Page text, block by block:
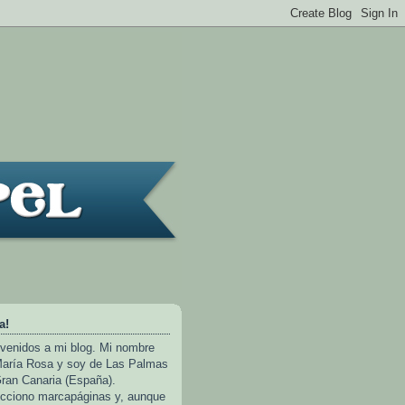
a mi blog. Mi nombre
Rosa y soy de Las Palmas
Canaria (España).
marcapáginas y, aunque